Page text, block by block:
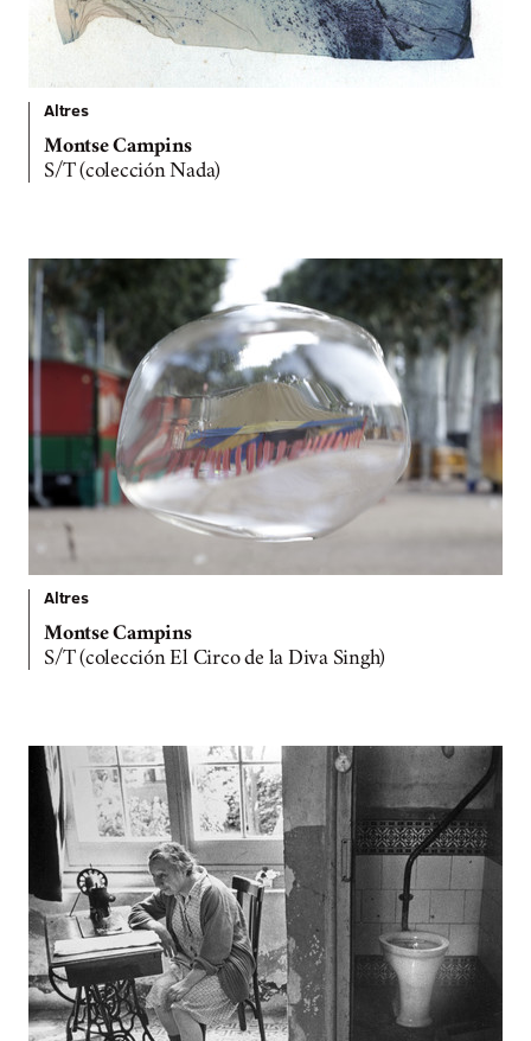
Altres
Montse Campins
S/T (colección Nada)
Altres
Montse Campins
S/T (colección El Circo de la Diva Singh)